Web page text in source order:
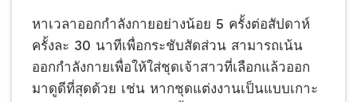
หาเวลาออกกำลังกายอย่างน้อย 5 ครั้งต่อสัปดาห์
ครั้งละ 30 นาทีเพื่อกระชับสัดส่วน สามารถเน้น
ออกกำลังกายเพื่อให้ใส่ชุดเจ้าสาวที่เลือกแล้วออก
มาดูดีที่สุดด้วย เช่น หากชุดแต่งงานเป็นแบบเกาะ